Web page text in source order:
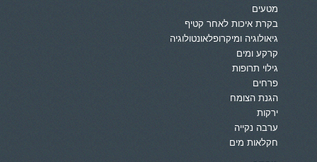
מטעים
בקרת איכות לאחר קטיף
גיאולוגיה ומיקרופלאונטולוגיה
קרקע ומים
גילוי תרופות
פרחים
הגנת הצומח
ירקות
ערבה נקייה
חקלאות מים